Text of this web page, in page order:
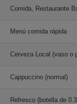
Comida, Restaurante
Menú comida rápida
Cerveza Local (vaso o
Cappuccino (normal)
Refresco (botella de